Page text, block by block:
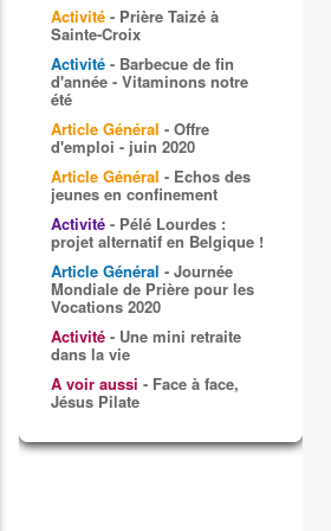
Activité - Prière Taizé à
Sainte-Croix
Activité - Barbecue de fin
d'année - Vitaminons notre
été
Article Général - Offre
d'emploi - juin 2020
Article Général - Echos des
jeunes en confinement
Activité - Pélé Lourdes :
projet alternatif en Belgique !
Article Général - Journée
Mondiale de Prière pour les
Vocations 2020
Activité - Une mini retraite
dans la vie
A voir aussi - Face à face,
Jésus Pilate